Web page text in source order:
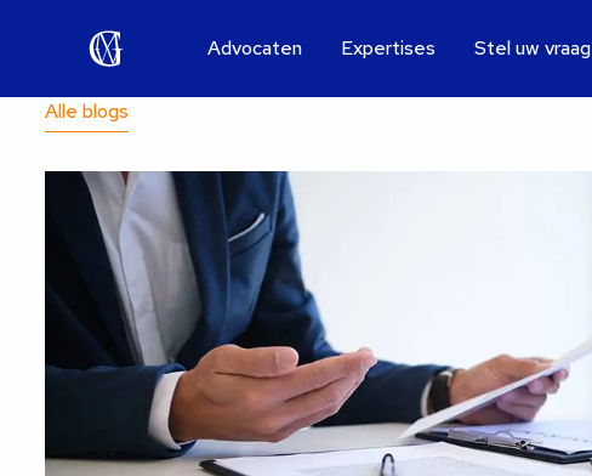
Advocaten Expertises Stel uw vraag
Alle blogs